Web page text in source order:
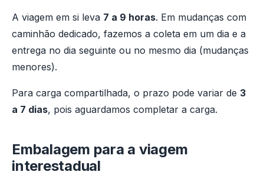
A viagem em si leva 7 a 9 horas. Em mudanças com
caminhão dedicado, fazemos a coleta em um dia e a
entrega no dia seguinte ou no mesmo dia (mudanças
menores).
Para carga compartilhada, o prazo pode variar de 3
a 7 dias, pois aguardamos completar a carga.
Embalagem para a viagem
interestadual